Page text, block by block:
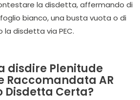
la disdetta, affermando di
bianco, una busta vuota o di
la disdetta via PEC.
disdire Plenitude
Raccomandata AR
Disdetta Certa?